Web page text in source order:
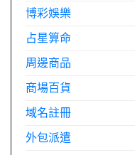
博彩娛樂
占星算命
周邊商品
商場百貨
域名註冊
外包派遣